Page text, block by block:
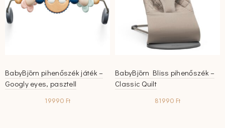
BabyBjörn pihenőszék játék –
Googly eyes, pasztell
19990 Ft
BabyBjörn Bliss pihenőszék –
Classic Quilt
81990 Ft